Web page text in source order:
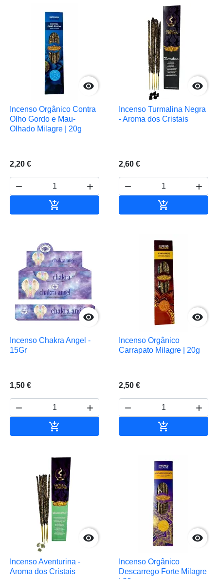

Incenso Orgânico Contra
Olho Gordo e Mau-
Olhado Milagre | 20g
2,20 €
 


Incenso Turmalina Negra
- Aroma dos Cristais
2,60 €
 


Incenso Chakra Angel -
15Gr
1,50 €
 


Incenso Orgânico
Carrapato Milagre | 20g
2,50 €
 


Incenso Aventurina -
Aroma dos Cristais

Incenso Orgânico
Descarrego Forte Milagre